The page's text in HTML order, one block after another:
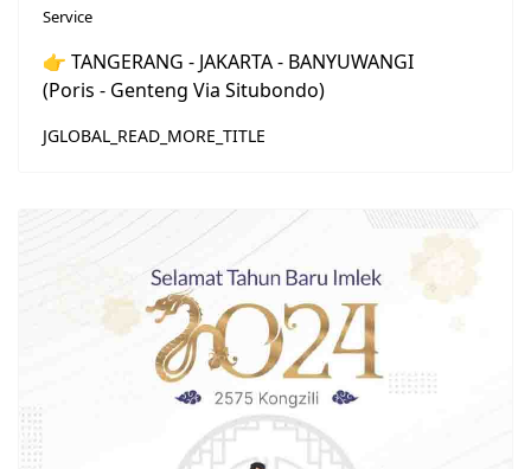
Service
👉 TANGERANG - JAKARTA - BANYUWANGI
(Poris - Genteng Via Situbondo)
JGLOBAL_READ_MORE_TITLE